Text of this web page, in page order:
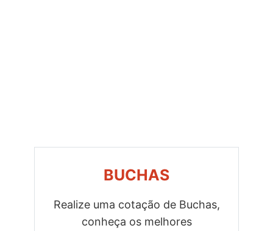
BUCHAS
Realize uma cotação de Buchas,
conheça os melhores